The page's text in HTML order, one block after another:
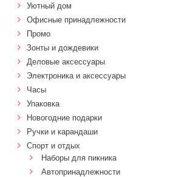
Уютный дом
Офисные принадлежности
Промо
Зонты и дождевики
Деловые аксессуары
Электроника и аксессуары
Часы
Упаковка
Новогодние подарки
Ручки и карандаши
Спорт и отдых
Наборы для пикника
Автопринадлежности